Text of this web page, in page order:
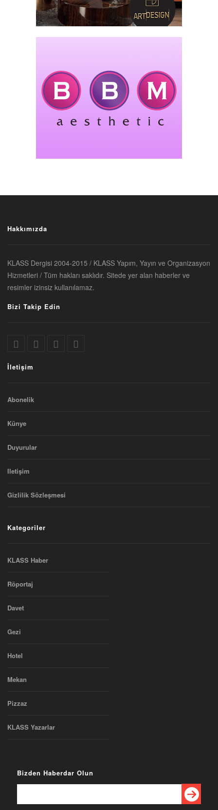
Hakkımızda
KLASS Dergisi 2004-2015 / KLASS Yapım, Yayın ve Organizasyon
Hizmetleri / Tüm hakları saklıdır. Sitede yer alan haberler ve
resimler izinsiz kullanılamaz.
Bizi Takip Edin
İletişim
Abonelik
Künye
Duyurular
Iletişim
Gizlilik Sözleşmesi
Kategoriler
KLASS Haber
Röportaj
Davet
Gezi
Hotel
Mekan
Pizzaz
KLASS Yazarlar
Bizden Haberdar Olun